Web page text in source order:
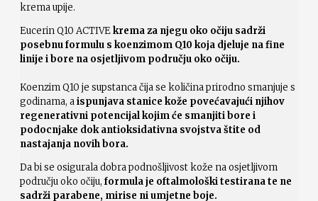
krema upije.
Eucerin Q10 ACTIVEkrema za njegu oko očiju sadrži
posebnu formulu s koenzimom Q10 koja djeluje na fine
linije i bore na osjetljivom području oko očiju.
Koenzim Q10 je supstanca čija se količina prirodno smanjuje s
godinama, aispunjava stanice kože povećavajući njihov
regenerativni potencijal kojim će smanjiti bore i
podocnjake dok antioksidativna svojstva štite od
nastajanja novih bora.
Da bi se osigurala dobra podnošljivost kože na osjetljivom
području oko očiju, formula je oftalmološki testirana te ne
sadrži parabene, mirise ni umjetne boje.